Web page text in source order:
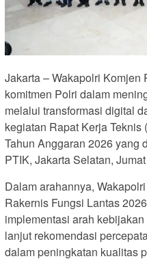
Jakarta – Wakapolri Komjen
komitmen Polri dalam
melalui transformasi digital
kegiatan Rapat Kerja
Tahun Anggaran 2026 yang
PTIK, Jakarta Selatan,
Dalam arahannya,
Rakernis Fungsi Lantas
implementasi arah
lanjut rekomendasi
dalam peningkatan kualitas